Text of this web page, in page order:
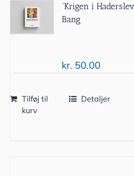
“Krigen i
Bang
kr. 50.00
Tilføj til
kurv
Detaljer